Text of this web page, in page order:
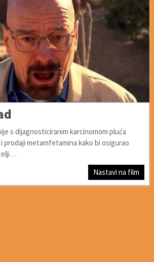
s dijagnosticiranim karcinomom pluća
prodaji metamfetamina kako bi osigurao
Nastavi na film